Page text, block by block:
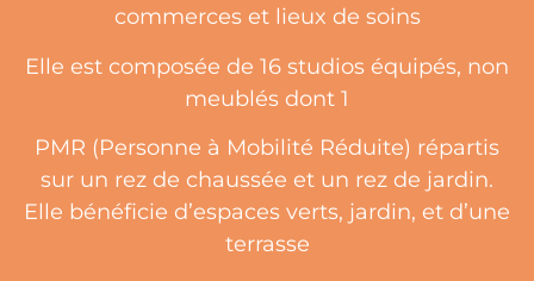
commerces et lieux de soins
Elle est composée de 16 studios équipés, non
meublés dont 1
PMR (Personne à Mobilité Réduite) répartis
sur un rez de chaussée et un rez de jardin.
Elle bénéficie d’espaces verts, jardin, et d’une
terrasse